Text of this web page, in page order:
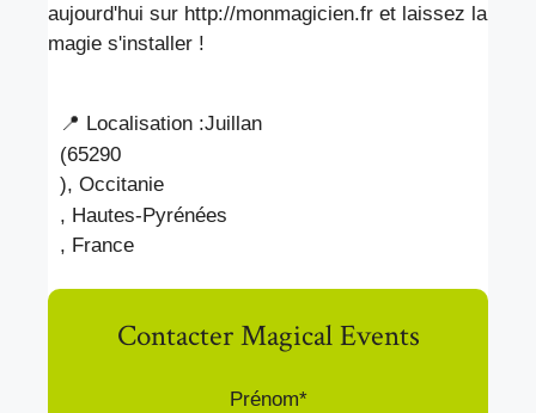
aujourd'hui sur http://monmagicien.fr et laissez la
magie s'installer !
📍 Localisation :Juillan
(65290
), Occitanie
, Hautes-Pyrénées
, France
Contacter Magical Events
Prénom*